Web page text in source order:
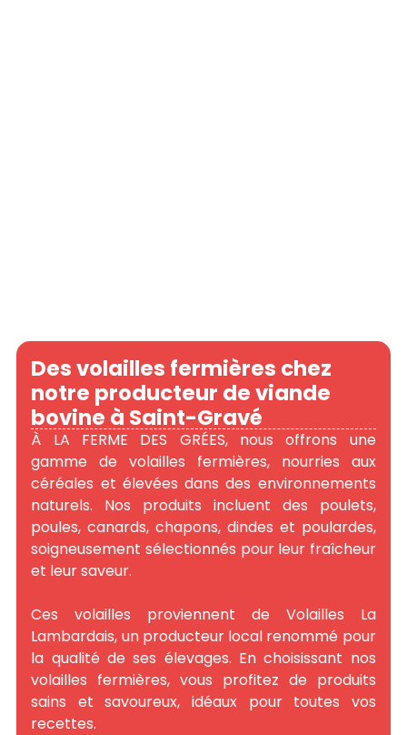
Des volailles fermières chez
notre producteur de viande
bovine à Saint-Gravé
À LA FERME DES GRÉES, nous offrons une
gamme de volailles fermières, nourries aux
céréales et élevées dans des environnements
naturels. Nos produits incluent des poulets,
poules, canards, chapons, dindes et poulardes,
soigneusement sélectionnés pour leur fraîcheur
et leur saveur.
Ces volailles proviennent de Volailles La
Lambardais, un producteur local renommé pour
la qualité de ses élevages. En choisissant nos
volailles fermières, vous profitez de produits
sains et savoureux, idéaux pour toutes vos
recettes.